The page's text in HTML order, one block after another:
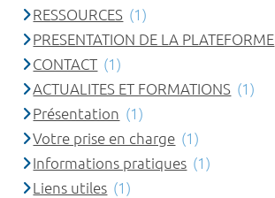
RESSOURCES (1)
PRESENTATION DE LA PLATEFORME
CONTACT (1)
ACTUALITES ET FORMATIONS (1)
Présentation (1)
Votre prise en charge (1)
Informations pratiques (1)
Liens utiles (1)